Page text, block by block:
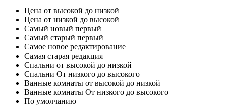
Цена от высокой до низкой
Цена от низкой до высокой
Самый новый первый
Самый старый первый
Самое новое редактирование
Самая старая редакция
Спальни от высокой до низкой
Спальни От низкого до высокого
Ванные комнаты от высокой до низкой
Ванные комнаты От низкого до высокого
По умолчанию